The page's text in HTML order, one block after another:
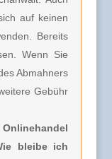
auf keinen
Bereits
Wenn Sie
Abmahners
Gebühr
bleibe ich